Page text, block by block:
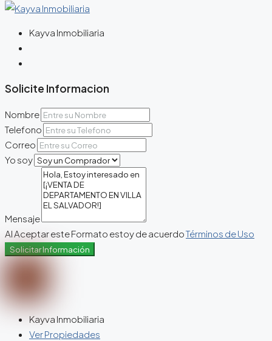
Kayva Inmobiliaria
Solicite Informacion
Nombre
Telefono
Correo
Yo soy
Mensaje
Al Aceptar este Formato estoy de acuerdoTérminos de Uso
Solicitar Información
Kayva Inmobiliaria
Ver Propiedades